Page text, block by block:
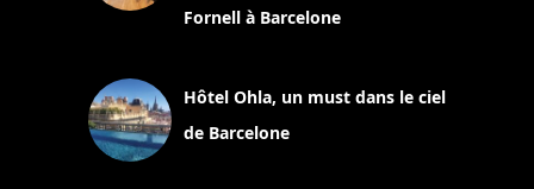
Fornell à Barcelone
Hôtel Ohla, un must dans le ciel
de Barcelone